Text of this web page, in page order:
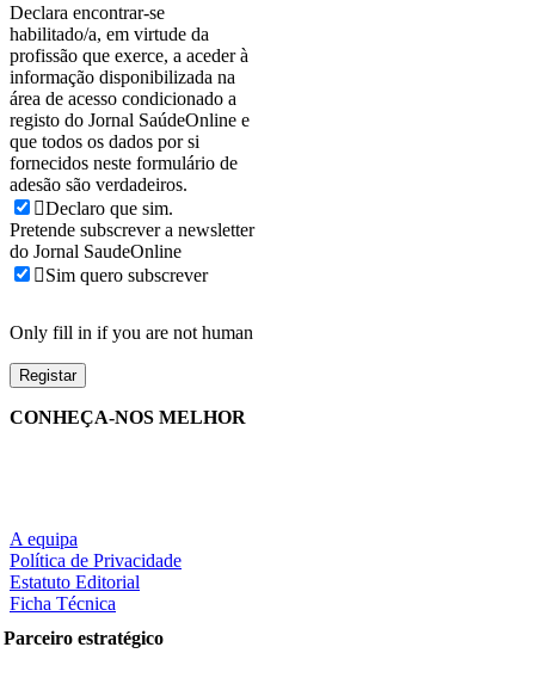
Declara encontrar-se
habilitado/a, em virtude da
profissão que exerce, a aceder à
informação disponibilizada na
área de acesso condicionado a
registo do Jornal SaúdeOnline e
que todos os dados por si
fornecidos neste formulário de
adesão são verdadeiros.
Declaro que sim.
Pretende subscrever a newsletter
do Jornal SaudeOnline
Sim quero subscrever
Only fill in if you are not human
CONHEÇA-NOS MELHOR
A equipa
Política de Privacidade
Estatuto Editorial
Ficha Técnica
Parceiro estratégico